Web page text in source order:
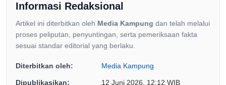
Informasi Redaksional
Artikel ini diterbitkan oleh Media Kampung dan telah melalui
proses peliputan, penyuntingan, serta pemeriksaan fakta
sesuai standar editorial yang berlaku.
Diterbitkan oleh: Media Kampung
Dipublikasikan: 12 Juni 2026, 12:12 WIB